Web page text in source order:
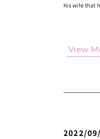
his wife that
View
2022/